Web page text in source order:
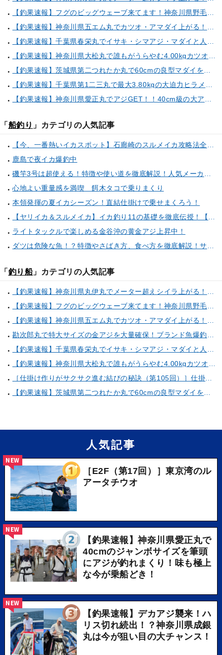
【釣果速報】フグのビッグウェーブ来てます！神奈川県野毛屋釣船店で38cmのショウサイフグGET！このチャンスを逃すな！
【釣果速報】神奈川県五エム丸でカツオ・アマダイ上がる！イトヨリ・カサゴ・鬼カサゴなどゲストも多種多様！充実の釣行をお約束します！
【釣果速報】千葉県春栄丸でイサキ・シマアジ・マダイと人気魚種続々ゲット！いろいろな魚との出会いを楽しみたい人は即予約を！
【釣果速報】神奈川県大松丸で誰もがうらやむ4.00kgカツオをキャッチ！あなたも乗船して青物三昧しませんか？
【釣果速報】茨城県第二つれたか丸で60cmの良型マダイをキャッチ！アジのアタリも好調！人気者を一気にゲットできるリレー船が今、大人気！
【釣果速報】千葉県第1二三丸で最大3.80kgの大迫力ヒラメ獲れる！憧れの巨大根魚に出会う船の旅に出ませんか？
【釣果速報】神奈川県愛正丸でアジGET！！40cm級の大アジもお目見え！？ぜひスカッと釣りに来てください！
「 船釣り 」カテゴリの人気記事
【今、一番熱いイカスポット】石廊崎のスルメイカ攻略法全解説！（とび島丸／西伊豆 土肥恋人岬）
鹿島で夜イカ爆釣中
磯竿3号は超使える！特徴や使い道を徹底解説！人気メーカーのおすすめ磯竿もピックアップ！
心地よい重量感を満喫 餌木タコで乗りまくり
本領発揮の夏イカシーズン！直結仕掛けで乗せまくろう！
【ヤリイカ＆スルメイカ】イカ釣り11の基礎を徹底伝授！【中編】（喜平治丸／三浦半島剣崎間口港）
ライトタックルで楽しめる金谷沖の黄金アジ上昇中！
ダツは危険な魚！？特徴やさばき方、食べ方を徹底解説！サヨリとの見分け方もご紹介
「 釣り船」カテゴリの人気記事
【釣果速報】神奈川県丸伊丸でメーター超えシイラ上がる！夏の海のモンスターと勝負したいなら今すぐ予約を！
【釣果速報】フグのビッグウェーブ来てます！神奈川県野毛屋釣船店で38cmのショウサイフグGET！このチャンスを逃すな！
【釣果速報】神奈川県五エム丸でカツオ・アマダイ上がる！イトヨリ・カサゴ・鬼カサゴなどゲストも多種多様！充実の釣行をお約束します！
勘次郎丸で特大サイズの金アジを大量確保！ブランド魚爆釣の秘密は船長特製の「アレ」だった！【口コミ多数掲載】
【釣果速報】千葉県春栄丸でイサキ・シマアジ・マダイと人気魚種続々ゲット！いろいろな魚との出会いを楽しみたい人は即予約を！
【釣果速報】神奈川県大松丸で誰もがうらやむ4.00kgカツオをキャッチ！あなたも乗船して青物三昧しませんか？
［仕掛け作りがサクサク進む結びの秘訣（第105回）］仕掛け巻きの使い方②
【釣果速報】茨城県第二つれたか丸で60cmの良型マダイをキャッチ！アジのアタリも好調！人気者を一気にゲットできるリレー船が今、大人気！
人気記事
［E2F（第17回）］東京湾のル
アータチウオ
NEW
【釣果速報】神奈川県愛正丸で
40cmのジャンボサイズを筆頭
にアジが釣れまくり！味も極上
な今が乗船どき！
NEW
【釣果速報】デカアジ襲来！ハ
リス切れ続出！？神奈川県成銀
丸は今が狙い目の大チャンス！
NEW